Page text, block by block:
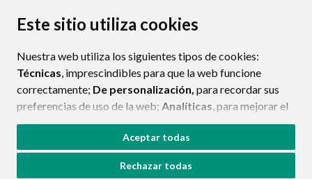
Este sitio utiliza cookies
Nuestra web utiliza los siguientes tipos de cookies:
Técnicas, imprescindibles para que la web funcione
correctamente; De personalización, para recordar sus
preferencias de uso de la web; Analíticas, para mejorar el
funcionamiento de la web y sus servicios.
Si acepta pulsando el botón“Aceptar todas”
consideramos que acepta su uso. Si pulsa el botón
Aceptar todas
Rechazar todas